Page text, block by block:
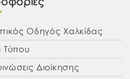
Οδηγός Χαλκίδας
Τύπου
Διοίκησης